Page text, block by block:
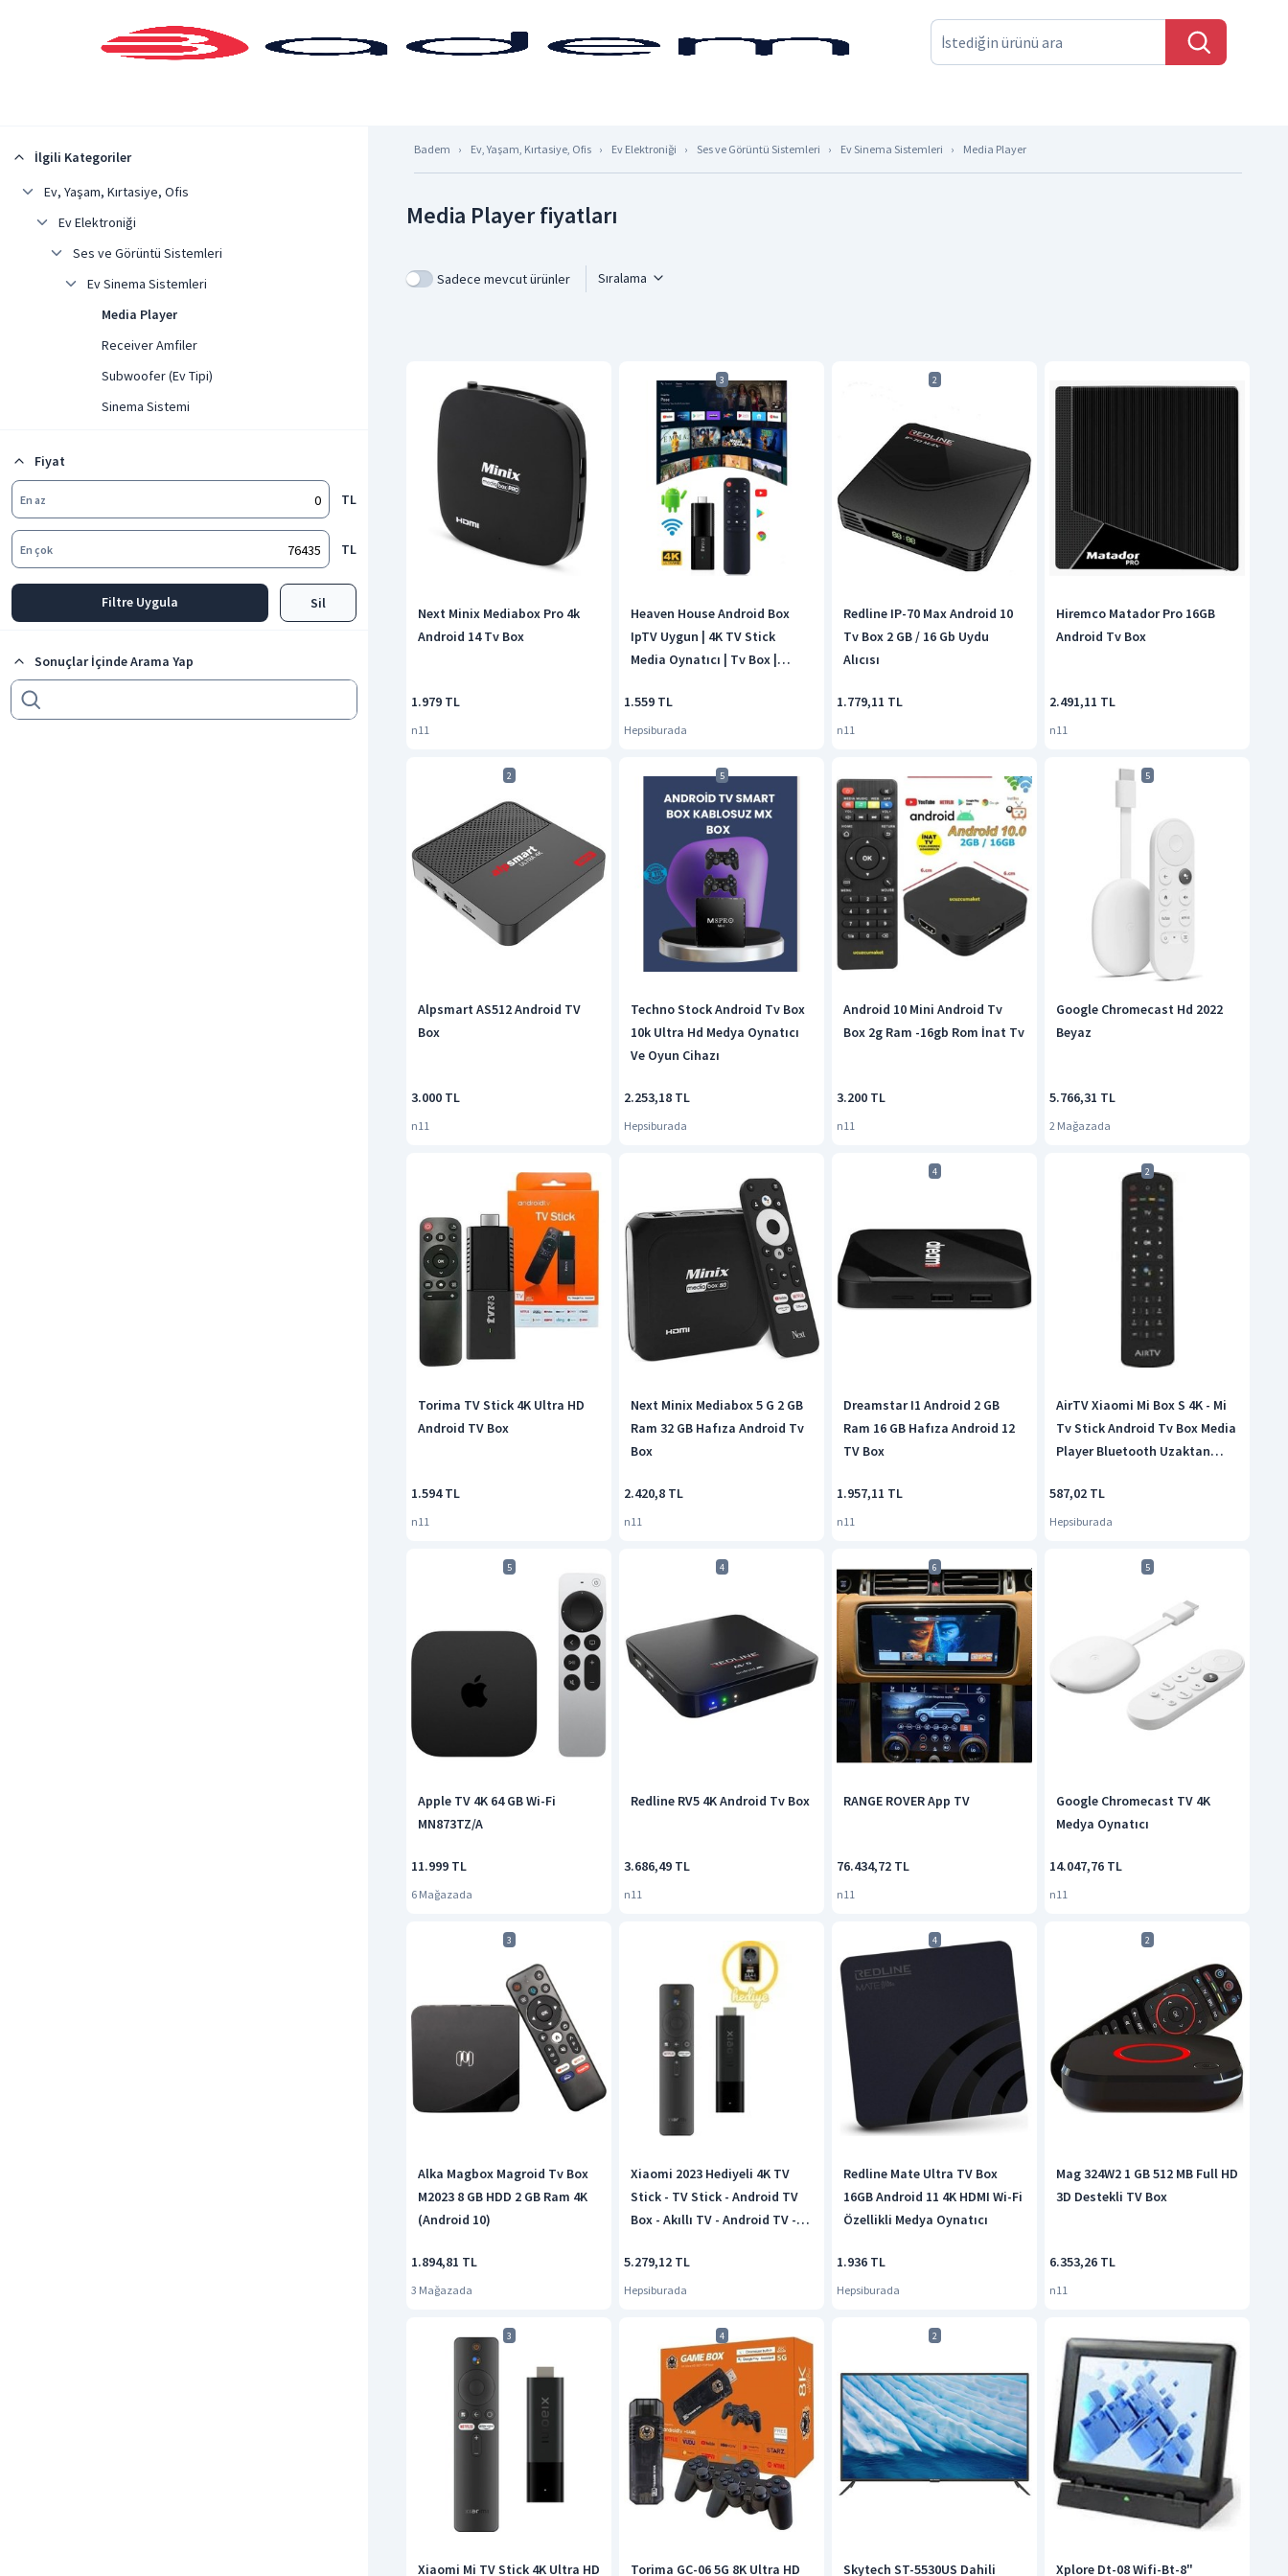
İlgili Kategoriler
Ev, Yaşam, Kırtasiye, Ofis
Ev Elektroniği
Ses ve Görüntü Sistemleri
Ev Sinema Sistemleri
Media Player
Receiver Amfiler
Subwoofer (Ev Tipi)
Sinema Sistemi
Fiyat
En az TL
En çok TL
Filtre Uygula Sil
Sonuçlar İçinde Arama Yap
Badem Ev, Yaşam, Kırtasiye, Ofis Ev Elektroniği Ses ve Görüntü Sistemleri Ev Sinema Sistemleri Media Player
Media Player fiyatları
Sadece mevcut ürünler Sıralama
Next Minix Mediabox Pro 4k
Android 14 Tv Box
1.979 TL
n11
3
Heaven House Android Box
IpTV Uygun | 4K TV Stick
Media Oynatıcı | Tv Box |
Android Tv Stick | Tv Box 4K |
Medya Oynatıcı | Wifi Ile
1.559 TL
Hepsiburada
2
Redline IP-70 Max Android 10
Tv Box 2 GB / 16 Gb Uydu
Alıcısı
1.779,11 TL
n11
Hiremco Matador Pro 16GB
Android Tv Box
2.491,11 TL
n11
2
Alpsmart AS512 Android TV
Box
3.000 TL
n11
5
Techno Stock Android Tv Box
10k Ultra Hd Medya Oynatıcı
Ve Oyun Cihazı
2.253,18 TL
Hepsiburada
Android 10 Mini Android Tv
Box 2g Ram -16gb Rom İnat Tv
3.200 TL
n11
5
Google Chromecast Hd 2022
Beyaz
5.766,31 TL
2 Mağazada
Torima TV Stick 4K Ultra HD
Android TV Box
1.594 TL
n11
Next Minix Mediabox 5 G 2 GB
Ram 32 GB Hafıza Android Tv
Box
2.420,8 TL
n11
4
Dreamstar I1 Android 2 GB
Ram 16 GB Hafıza Android 12
TV Box
1.957,11 TL
n11
2
AirTV Xiaomi Mi Box S 4K - Mi
Tv Stick Android Tv Box Media
Player Bluetooth Uzaktan
587,02 TL
Hepsiburada
5
Apple TV 4K 64 GB Wi-Fi
MN873TZ/A
11.999 TL
6 Mağazada
4
Redline RV5 4K Android Tv Box
3.686,49 TL
n11
6
RANGE ROVER App TV
76.434,72 TL
n11
5
Google Chromecast TV 4K
Medya Oynatıcı
14.047,76 TL
n11
3
Alka Magbox Magroid Tv Box
M2023 8 GB HDD 2 GB Ram 4K
(Android 10)
1.894,81 TL
3 Mağazada
Xiaomi 2023 Hediyeli 4K TV
Stick - TV Stick - Android TV
Box - Akıllı TV - Android TV -
5.279,12 TL
Hepsiburada
4
Redline Mate Ultra TV Box
16GB Android 11 4K HDMI Wi-Fi
Özellikli Medya Oynatıcı
1.936 TL
Hepsiburada
2
Mag 324W2 1 GB 512 MB Full HD
3D Destekli TV Box
6.353,26 TL
n11
3
Xiaomi Mi TV Stick 4K Ultra HD
4
Torima GC-06 5G 8K Ultra HD
2
Skytech ST-5530US Dahili Xplore Dt-08 Wifi-Bt-8"